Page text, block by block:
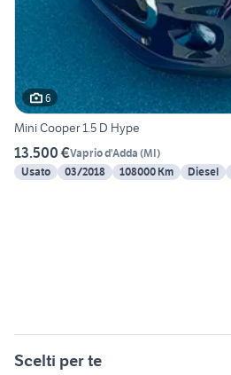
6
Mini Cooper 1.5 D Hype
13.500 €Vaprio d'Adda (MI)
Usato
03/2018 108000 Km Diesel
Scelti per te